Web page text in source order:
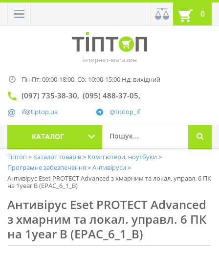
0
Пн-Пт: 09:00-18:00,Сб: 10:00-15:00,Нд: вихідний
(097) 735-38-30 (095) 488-37-05
@tiptop_if
if@tiptop.ua
КАТАЛОГ
Тіптоп Каталог товарів
Комп'ютери, ноутбуки
Програмне забезпечення
Антивіруси
Антивірус Eset PROTECT Advanced з хмарним та локал. управл. 6 ПК
на 1year B (EPAC_6_1_B)
Антивірус Eset PROTECT Advanced
з хмарним та локал. управл. 6 ПК
на 1year B (EPAC_6_1_B)